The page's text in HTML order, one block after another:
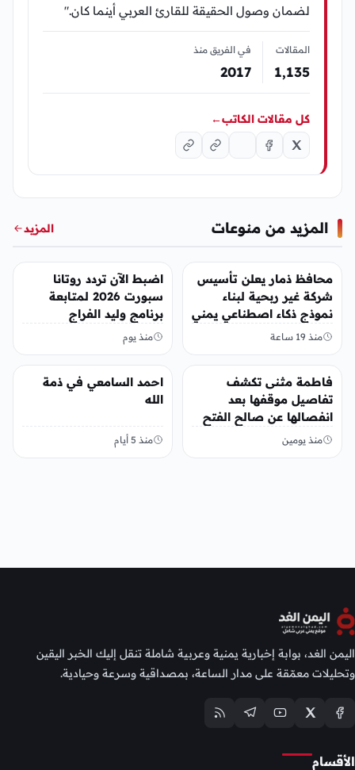
لضمان وصول الحقيقة للقارئ العربي أينما كان."
المقالات
1٬135
في الفريق منذ
2017
كل مقالات الكاتب←
المزيد من منوعات المزيد
منوعات
محافظ ذمار يعلن تأسيس
شركة غير ربحية لبناء
نموذج ذكاء اصطناعي يمني
منذ 19 ساعة
اضبط الآن تردد روتانا
سبورت 2026 لمتابعة
برنامج وليد الفراج
منذ يوم
منوعات
فاطمة مثنى تكشف
تفاصيل موقفها بعد
انفصالها عن صالح الفتح
منذ يومين
احمد السامعي في ذمة
الله
منذ 5 أيام
اليمن الغد، بوابة إخبارية يمنية وعربية شاملة تنقل إليك الخبر اليقين
وتحليلات معمّقة على مدار الساعة، بمصداقية وسرعة وحيادية.
الأقسام